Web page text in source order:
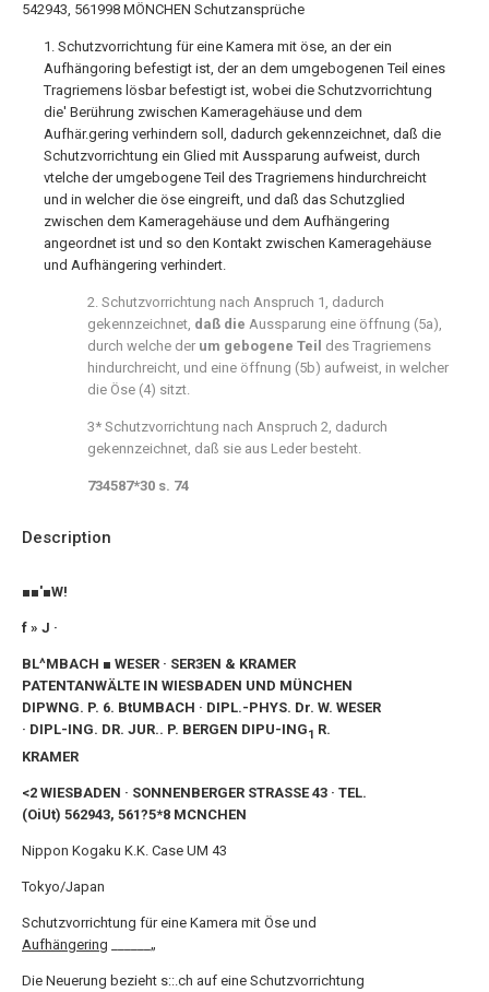
Description
■■'■W!
f » J ·
BL^MBACH ■ WESER · SER3EN & KRAMER
PATENTANWÄLTE IN WIESBADEN UND MÜNCHEN
DIPWNG. P. 6. BtUMBACH · DIPL.-PHYS. Dr. W. WESER
· DIPL-ING. DR. JUR.. P. BERGEN DIPU-ING1 R.
KRAMER
<2 WIESBADEN · SONNENBERGER STRASSE 43 · TEL.
(OiUt) 562943, 561?5*8 MCNCHEN
Nippon Kogaku K.K. Case UM 43
Tokyo/Japan
Schutzvorrichtung für eine Kamera mit Öse und
Aufhängering ______„
Die Neuerung bezieht s::.ch auf eine Schutzvorrichtung
542943, 561998 MÖNCHEN Schutzansprüche
1. Schutzvorrichtung für eine Kamera mit öse, an der ein
Aufhängoring befestigt ist, der an dem umgebogenen Teil eines
Tragriemens lösbar befestigt ist, wobei die Schutzvorrichtung
die' Berührung zwischen Kameragehäuse und dem
Aufhär.gering verhindern soll, dadurch gekennzeichnet, daß die
Schutzvorrichtung ein Glied mit Aussparung aufweist, durch
vtelche der umgebogene Teil des Tragriemens hindurchreicht
und in welcher die öse eingreift, und daß das Schutzglied
zwischen dem Kameragehäuse und dem Aufhängering
angeordnet ist und so den Kontakt zwischen Kameragehäuse
und Aufhängering verhindert.
2. Schutzvorrichtung nach Anspruch 1, dadurch
gekennzeichnet, daß die Aussparung eine öffnung (5a),
durch welche der um gebogene Teil des Tragriemens
hindurchreicht, und eine öffnung (5b) aufweist, in welcher
die Öse (4) sitzt.
3* Schutzvorrichtung nach Anspruch 2, dadurch
gekennzeichnet, daß sie aus Leder besteht.
734587*30 s. 74